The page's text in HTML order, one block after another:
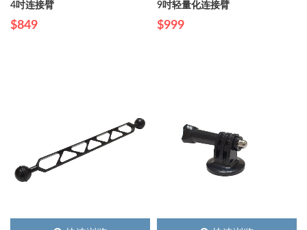
4吋连接臂
$849
9吋轻量化连接臂
$999